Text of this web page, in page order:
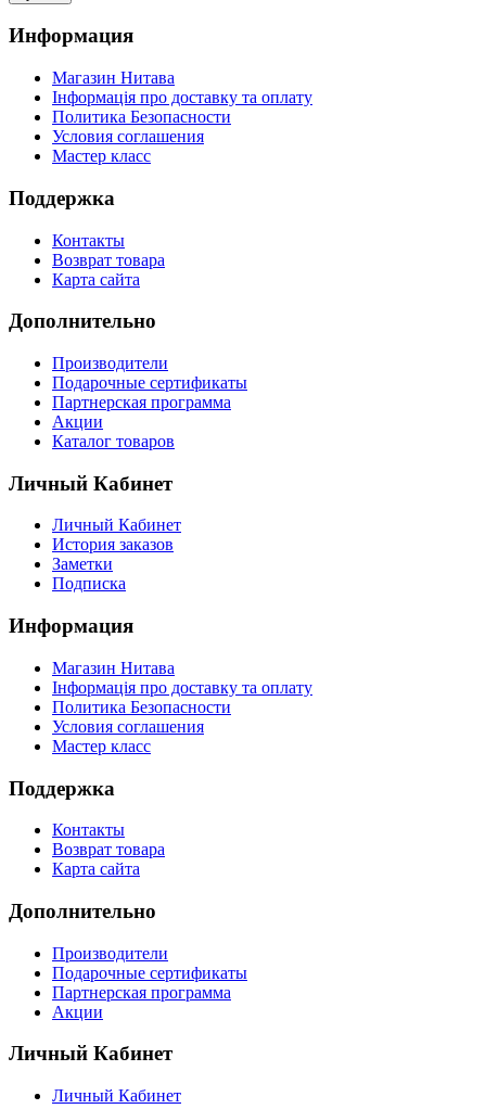
Информация
Магазин Нитава
Інформація про доставку та оплату
Политика Безопасности
Условия соглашения
Мастер класс
Поддержка
Контакты
Возврат товара
Карта сайта
Дополнительно
Производители
Подарочные сертификаты
Партнерская программа
Акции
Каталог товаров
Личный Кабинет
Личный Кабинет
История заказов
Заметки
Подписка
Информация
Магазин Нитава
Інформація про доставку та оплату
Политика Безопасности
Условия соглашения
Мастер класс
Поддержка
Контакты
Возврат товара
Карта сайта
Дополнительно
Производители
Подарочные сертификаты
Партнерская программа
Акции
Личный Кабинет
Личный Кабинет